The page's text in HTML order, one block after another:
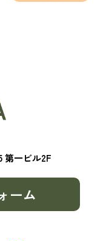
一ビル2F
ーム